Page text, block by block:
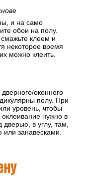
и на само
обои на полу.
клеем и
некоторое время
можно клеить.
оконного
полу. При
уровень, чтобы
нужно в
в углу, там,
или занавесками.